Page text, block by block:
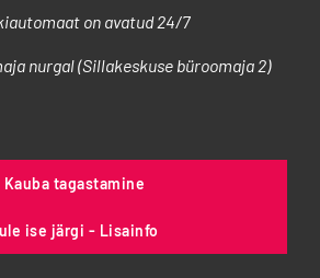
on avatud 24/7
nurgal (Sillakeskuse büroomaja 2)
Kauba tagastamine
ise järgi - Lisainfo